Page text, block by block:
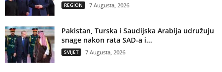
REGION 7 Augusta, 2026
Pakistan, Turska i Saudijska Arabija udružuju
snage nakon rata SAD-a i...
SVIJET 7 Augusta, 2026